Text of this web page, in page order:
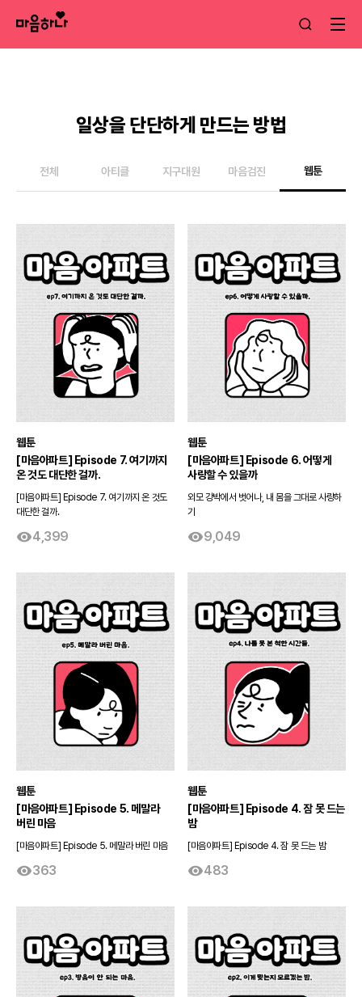
일상을 단단하게 만드는 방법
전체 아티클 지구대원 마음검진 웹툰
웹툰
[마음아파트] Episode 7. 여기까지
온 것도 대단한 걸까.
[마음아파트] Episode 7. 여기까지 온 것도
대단한 걸까.
4,399
웹툰
[마음아파트] Episode 6. 어떻게
사랑할 수 있을까
외모 강박에서 벗어나, 내 몸을 그대로 사랑하
기
9,049
웹툰
[마음아파트] Episode 5. 메말라
버린 마음
[마음아파트] Episode 5. 메말라 버린 마음
363
웹툰
[마음아파트] Episode 4. 잠 못 드는
밤
[마음아파트] Episode 4. 잠 못 드는 밤
483